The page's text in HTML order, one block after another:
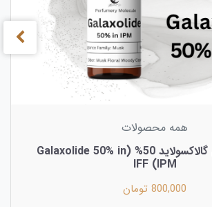
همه محصولات
مولکول عطری گالاکسولاید 50% (Galaxolide 50% in
IPM) IFF
800,000 تومان